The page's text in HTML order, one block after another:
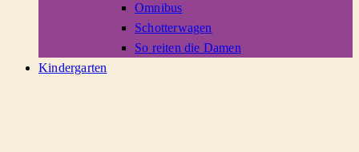
Omnibus
Schotterwagen
So reiten die Damen
Kindergarten